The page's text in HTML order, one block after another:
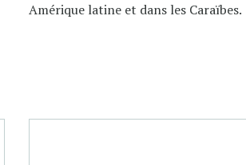
Amérique latine et dans les Caraïbes.